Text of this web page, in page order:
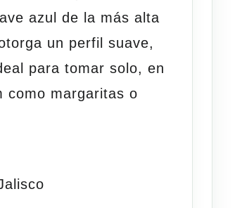
azul de la más alta
un perfil suave,
para tomar solo, en
como margaritas o